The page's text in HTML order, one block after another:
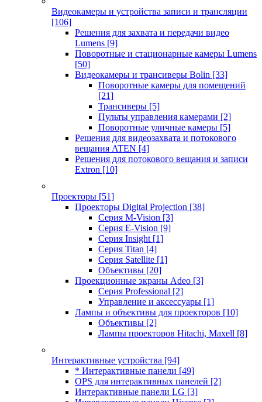
Видеокамеры и устройства записи и трансляции
[106]
Решения для захвата и передачи видео
Lumens [9]
Поворотные и стационарные камеры Lumens
[50]
Видеокамеры и трансиверы Bolin [33]
Поворотные камеры для помещений
[21]
Трансиверы [5]
Пульты управления камерами [2]
Поворотные уличные камеры [5]
Решения для видеозахвата и потокового
вещания ATEN [4]
Решения для потокового вещания и записи
Extron [10]
Проекторы [51]
Проекторы Digital Projection [38]
Серия M-Vision [3]
Серия E-Vision [9]
Серия Insight [1]
Серия Titan [4]
Серия Satellite [1]
Объективы [20]
Проекционные экраны Adeo [3]
Серия Professional [2]
Управление и аксессуары [1]
Лампы и объективы для проекторов [10]
Объективы [2]
Лампы проекторов Hitachi, Maxell [8]
Интерактивные устройства [94]
* Интерактивные панели [49]
OPS для интерактивных панелей [2]
Интерактивные панели LG [3]